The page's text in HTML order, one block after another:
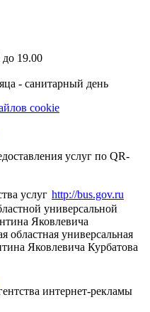
19.00
- санитарный день
cookie
услуг по QR-
http://bus.gov.ru
универсальной
Яковлевича
областная универсальная
Яковлевича Курбатова
интернет-рекламы